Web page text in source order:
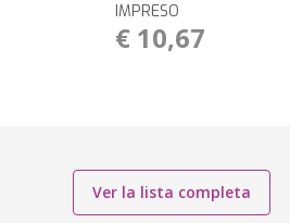
IMPRESO
€ 10,67
Ver la lista completa